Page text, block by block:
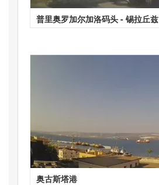
普里奥罗加尔加洛码头 - 锡拉丘兹
奥古斯塔港